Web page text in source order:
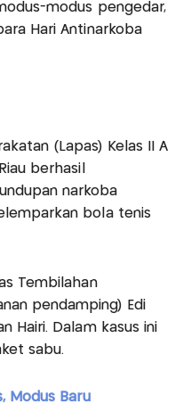
modus pengedar,
Hari Antinarkoba
(Lapas) Kelas II A
berhasil
narkoba
bola tenis
Tembilahan
pendamping) Edi
Hairi. Dalam kasus ini
sabu.
Modus Baru